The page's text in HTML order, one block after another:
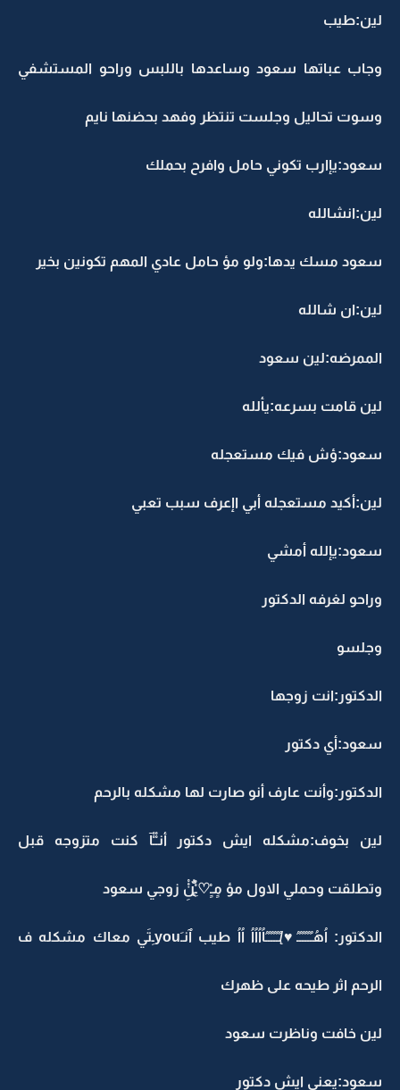
لين:طيب
وجاب عباتها سعود وساعدها باللبس وراحو المستشفي
وسوت تحاليل وجلست تنتظر وفهد بحضنها نايم
سعود:يإارب تكوني حامل وافرح بحملك
لين:انشالله
سعود مسك يدها:ولو مؤ حامل عادي المهم تكونين بخير
لين:ان شالله
الممرضه:لين سعود
لين قامت بسرعه:يألله
سعود:ؤش فيك مستعجله
لين:أكيد مستعجله أبي اإعرف سبب تعبي
سعود:يإلله أمشي
وراحو لغرفه الدكتور
وجلسو
الدكتور:انت زوجها
سعود:أي دكتور
الدكتور:وأنت عارف أنو صارت لها مشكله بالرحم
لين بخوف:مشكله ايش دكتور أنـْْـْْآ كنت متزوجه قبل
وتطلقت وحملي الاول مؤ ‏مٍـٍْ♡̨̐ـِْْنِْْ زوجي سعود
الدكتور: ‏‏‏اُهُـُـُـُـُـُـُ♥̸̨ـُـُـُـُـُـُاُاُاُاُ اُاُ طيب ‏ٱنـَyouـِتَي معاك مشكله ف
الرحم اثر طيحه على ظهرك
لين خافت وناظرت سعود
سعود:يعني ايش دكتور